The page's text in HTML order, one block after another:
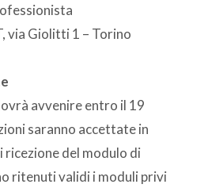
via Giolitti 1 – Torino
avvenire entro il 19
saranno accettate in
del modulo di
ritenuti validi i moduli privi